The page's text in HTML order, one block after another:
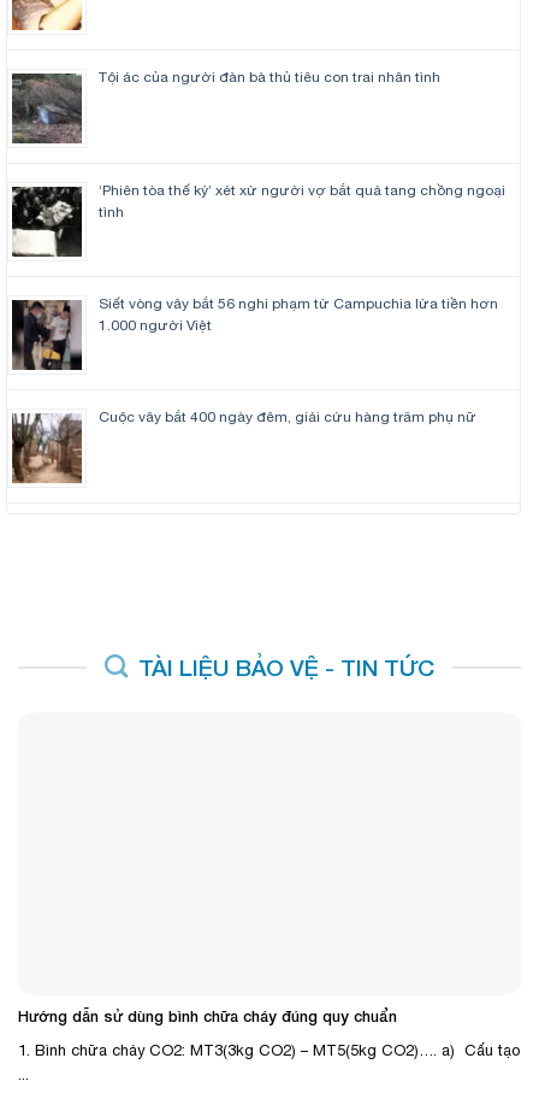
Tội ác của người đàn bà thủ tiêu con trai nhân tình
‘Phiên tòa thế kỷ’ xét xử người vợ bắt quả tang chồng ngoại
tình
Siết vòng vây bắt 56 nghi phạm từ Campuchia lừa tiền hơn
1.000 người Việt
Cuộc vây bắt 400 ngày đêm, giải cứu hàng trăm phụ nữ
TÀI LIỆU BẢO VỆ - TIN TỨC
Hướng dẫn sử dùng bình chữa cháy đúng quy chuẩn
1. Bình chữa cháy CO2: MT3(3kg CO2) – MT5(5kg CO2)…. a) Cấu tạo
...